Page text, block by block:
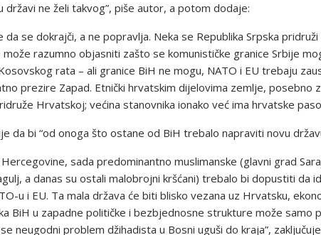
državi ne želi takvog”, piše autor, a potom dodaje:
da se dokrajči, a ne popravlja. Neka se Republika Srpska
može razumno objasniti zašto se komunističke granice Srbije
rata – ali granice BiH ne mogu, NATO i EU trebaju
prezire Zapad. Etnički hrvatskim dijelovima zemlje, posebno
Hrvatskoj; većina stanovnika ionako već ima hrvatske
da bi “od onoga što ostane od BiH trebalo napraviti novu
sada predominantno muslimanske (glavni grad
a danas su ostali malobrojni kršćani) trebalo bi dopustiti da
u i EU. Ta mala država će biti blisko vezana uz Hrvatsku,
BiH u zapadne političke i bezbjednosne strukture može samo
neugodni problem džihadista u Bosni uguši do kraja”,